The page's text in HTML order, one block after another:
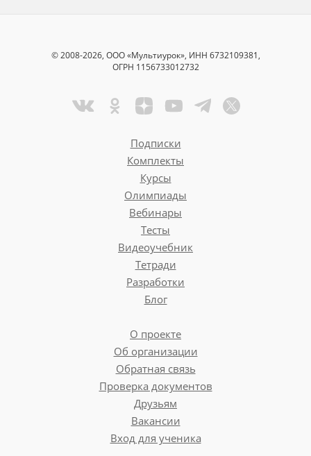
© 2008-2026, ООО «Мультиурок», ИНН 6732109381,
ОГРН 1156733012732
Подписки
Комплекты
Курсы
Олимпиады
Вебинары
Тесты
Видеоучебник
Тетради
Разработки
Блог
О проекте
Об организации
Обратная связь
Проверка документов
Друзьям
Вакансии
Вход для ученика